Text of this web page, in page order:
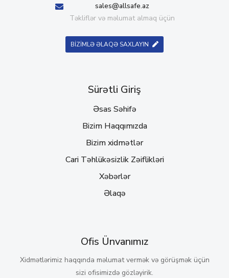
sales@allsafe.az
Təkliflər və məlumat almaq üçün
BİZİMLƏ ƏLAQƏ SAXLAYIN
Sürətli Giriş
Əsas Səhifə
Bizim Haqqımızda
Bizim xidmətlər
Cari Təhlükəsizlik Zəiflikləri
Xəbərlər
Əlaqə
Ofis Ünvanımız
Xidmətlərimiz haqqında məlumat vermək və görüşmək üçün
sizi ofisimizdə gözləyirik.